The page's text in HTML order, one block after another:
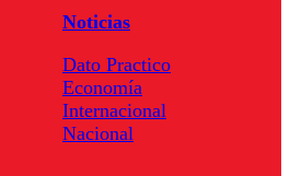
Noticias
Dato Practico
Economía
Internacional
Nacional